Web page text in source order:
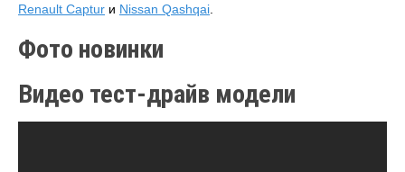
Renault Captur и Nissan Qashqai
Фото новинки
Видео тест-драйв модели